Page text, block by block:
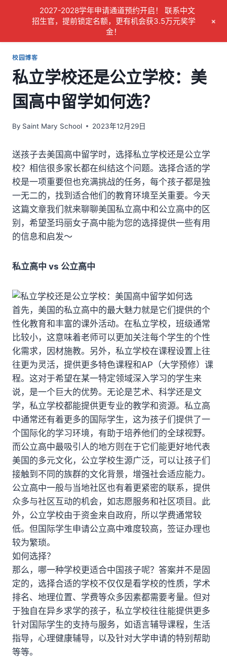
校园博客
私立学校还是公立学校：美
国高中留学如何选？
By Saint Mary School 2023年12月29日
送孩子去美国高中留学时，选择私立学校还是公立学
校？相信很多家长都在纠结这个问题。选择合适的学
校是一项重要但也充满挑战的任务，每个孩子都是独
一无二的，找到适合他们的教育环境至关重要。今天
这篇文章我们就来聊聊美国私立高中和公立高中的区
别，希望圣玛丽女子高中能为您的选择提供一些有用
的信息和启发～
私立高中 vs 公立高中
首先，美国的私立高中的最大魅力就是它们提供的个
性化教育和丰富的课外活动。在私立学校，班级通常
比较小，这意味着老师可以更加关注每个学生的个性
化需求，因材施教。另外，私立学校在课程设置上往
往更为灵活，提供更多特色课程和AP（大学预修）课
程。这对于希望在某一特定领域深入学习的学生来
说，是一个巨大的优势。无论是艺术、科学还是文
学，私立学校都能提供更专业的教学和资源。私立高
中通常还有着更多的国际学生，这为孩子们提供了一
个国际化的学习环境，有助于培养他们的全球视野。
而公立高中最吸引人的地方则在于它们能更好地代表
美国的多元文化，公立学校生源广泛，可以让孩子们
接触到不同的族群的文化背景，增强社会适应能力。
公立高中一般与当地社区也有着更紧密的联系，提供
众多与社区互动的机会，如志愿服务和社区项目。此
外，公立学校由于资金来自政府，所以学费通常较
低。但国际学生申请公立高中难度较高，签证办理也
较为繁琐。
如何选择？
那么，哪一种学校更适合中国孩子呢？答案并不是固
定的，选择合适的学校不仅仅是看学校的性质，学术
排名、地理位置、学费等众多因素都需要考量。但对
于独自在异乡求学的孩子，私立学校往往能提供更多
针对国际学生的支持与服务，如语言辅导课程，生活
指导，心理健康辅导，以及针对大学申请的特别帮助
等等。
2027-2028学年申请通道预约开启！ 联系中文
招生官，提前锁定名额，更有机会获3.5万元奖学
金！
+